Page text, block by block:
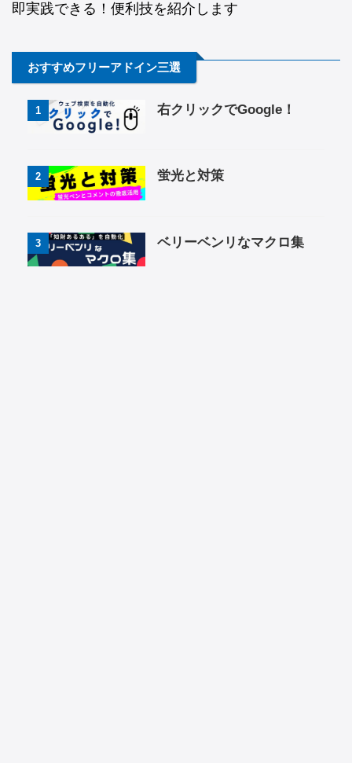
即実践できる！便利技を紹介します
おすすめフリーアドイン三選
1 右クリックでGoogle！
2 蛍光と対策
3 ベリーベンリなマクロ集